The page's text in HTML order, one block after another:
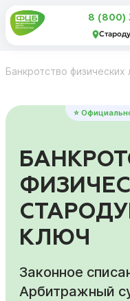
8 (800)
Банкротство физических
⭐
КЛЮЧ
Законное
Арбитражный